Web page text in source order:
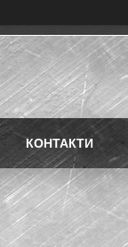
КОНТАКТИ